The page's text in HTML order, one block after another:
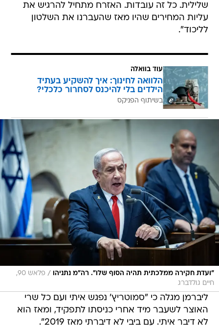
שלילית. כל זה עובדות. האזרח מתחיל להרגיש את
עליות המחירים שהיו מאז שהעברנו את השלטון
לליכוד".
עוד בוואלה
הלוואה לחינוך: איך להשקיע בעתיד
הילדים בלי להיכנס לסחרור כלכלי?
בשיתוף הפניקס
"ועדת חקירה ממלכתית תהיה הסוף שלו". רה"מ נתניהו /
פלאש 90,
חיים גולדברג
ליברמן מגלה כי "סמוטריץ' נפגש איתי ועם כל שרי
האוצר לשעבר מיד אחרי כניסתו לתפקיד, ומאז הוא
לא דיבר איתי. עם ביבי לא דיברתי מאז 2019".